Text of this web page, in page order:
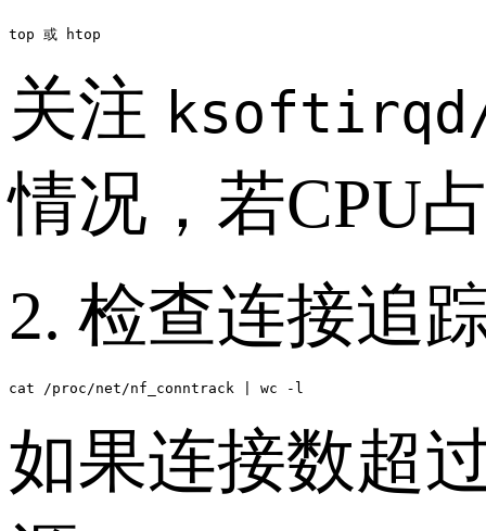
关注
情况，若CPU
2. 检查连接追
cat /proc/net/nf_conntrack | wc -l
如果连接数超